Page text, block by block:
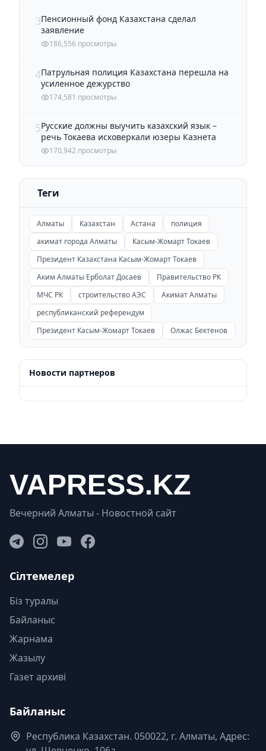
3Пенсионный фонд Казахстана сделал
заявление
186,556 просмотры
4Патрульная полиция Казахстана перешла на
усиленное дежурство
174,581 просмотры
5Русские должны выучить казахский язык –
речь Токаева исковеркали юзеры Казнета
170,942 просмотры
Теги
Алматы Казахстан Астана
полиция
акимат города Алматы
Касым-Жомарт Токаев
Президент Казахстана Касым-Жомарт Токаев
Аким Алматы Ерболат Досаев
Правительство РК
МЧС РК
строительство АЭС
Акимат Алматы
республиканский референдум
Президент Касым-Жомарт Токаев
Олжас Бектенов
Новости партнеров
Вечерний Алматы - Новостной сайт
Сілтемелер
Біз туралы
Байланыс
Жарнама
Жазылу
Газет архиві
Байланыс
Республика Казахстан. 050022, г. Алматы, Адрес: